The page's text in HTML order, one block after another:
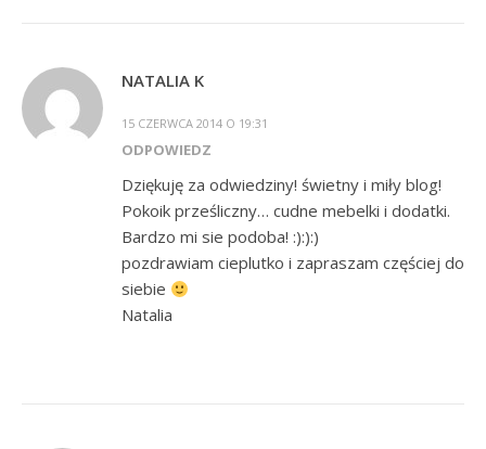
NATALIA K
15 CZERWCA 2014 O 19:31
ODPOWIEDZ
Dziękuję za odwiedziny! świetny i miły blog!
Pokoik prześliczny… cudne mebelki i dodatki.
Bardzo mi sie podoba! :):):)
pozdrawiam cieplutko i zapraszam częściej do
siebie
Natalia